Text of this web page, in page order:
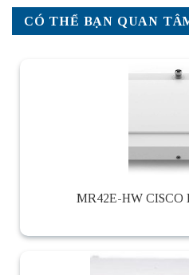
CÓ THỂ BẠN QUAN
MR42E-HW